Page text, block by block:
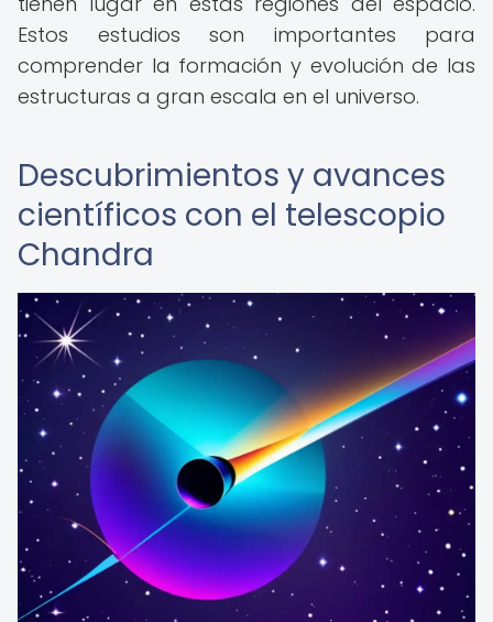
Estos estudios son importantes para
comprender la formación y evolución de las
estructuras a gran escala en el universo.
Descubrimientos y avances
científicos con el telescopio
Chandra